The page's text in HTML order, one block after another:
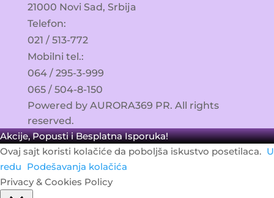
21000 Novi Sad, Srbija
Telefon:​
021 / 513-772
Mobilni tel.:
064 / 295-3-999
065 / 504-8-150
Powered by AURORA369 PR. All rights
reserved.
Akcije, Popusti i Besplatna Isporuka!
Ovaj sajt koristi kolačiće da poboljša iskustvo posetilaca. U
redu Podešavanja kolačića
Privacy & Cookies Policy